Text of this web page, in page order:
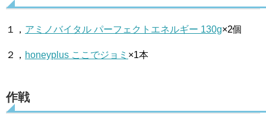
１， アミノバイタル パーフェクトエネルギー 130g×2個
２， honeyplus ここでジョミ ×1本
作戦